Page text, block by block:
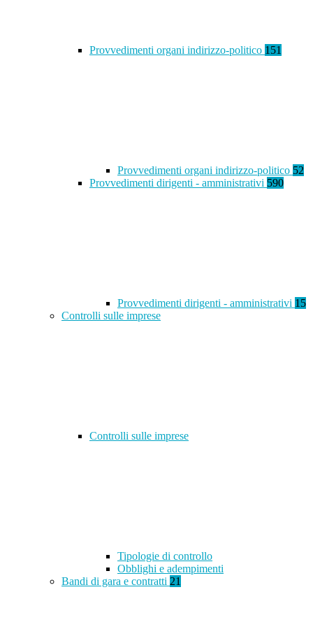
Provvedimenti organi indirizzo-politico 151
Provvedimenti organi indirizzo-politico 52
Provvedimenti dirigenti - amministrativi 590
Provvedimenti dirigenti - amministrativi 15
Controlli sulle imprese
Controlli sulle imprese
Tipologie di controllo
Obblighi e adempimenti
Bandi di gara e contratti 21